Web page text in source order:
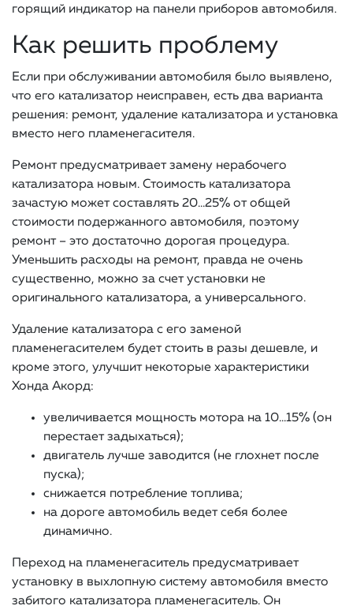
горящий индикатор на панели приборов автомобиля.
Как решить проблему
Если при обслуживании автомобиля было выявлено,
что его катализатор неисправен, есть два варианта
решения: ремонт, удаление катализатора и установка
вместо него пламенегасителя.
Ремонт предусматривает замену нерабочего
катализатора новым. Стоимость катализатора
зачастую может составлять 20…25% от общей
стоимости подержанного автомобиля, поэтому
ремонт – это достаточно дорогая процедура.
Уменьшить расходы на ремонт, правда не очень
существенно, можно за счет установки не
оригинального катализатора, а универсального.
Удаление катализатора с его заменой
пламенегасителем будет стоить в разы дешевле, и
кроме этого, улучшит некоторые характеристики
Хонда Акорд:
увеличивается мощность мотора на 10…15% (он
перестает задыхаться);
двигатель лучше заводится (не глохнет после
пуска);
снижается потребление топлива;
на дороге автомобиль ведет себя более
динамично.
Переход на пламенегаситель предусматривает
установку в выхлопную систему автомобиля вместо
забитого катализатора пламенегаситель. Он